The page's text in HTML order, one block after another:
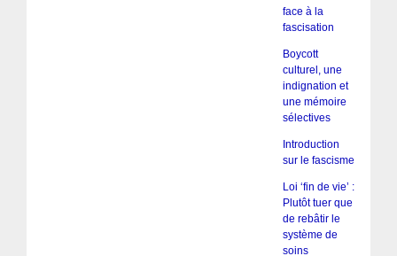
face à la
fascisation
Boycott
culturel, une
indignation et
une mémoire
sélectives
Introduction
sur le fascisme
Loi ‘fin de vie’ :
Plutôt tuer que
de rebâtir le
système de
soins